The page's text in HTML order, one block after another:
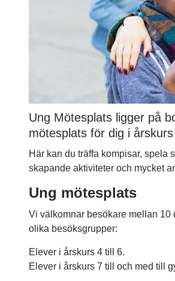
Ung Mötesplats ligger på
mötesplats för dig i
Här kan du träffa kompisar, spela
skapande aktiviteter och mycket
Ung mötesplats
Vi välkomnar besökare mellan 10
olika besöksgrupper:
Elever i årskurs 4 till 6.
Elever i årskurs 7 till och med till